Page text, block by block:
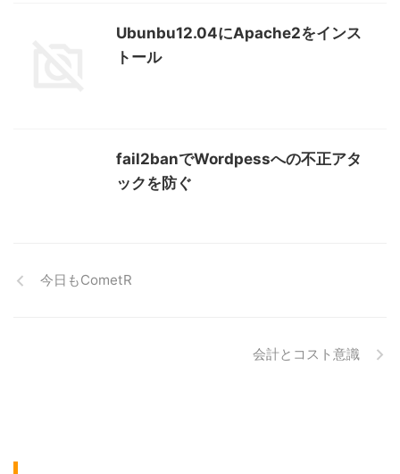
Ubunbu12.04にApache2をインス
トール
fail2banでWordpessへの不正アタ
ックを防ぐ
今日もCometR
会計とコスト意識